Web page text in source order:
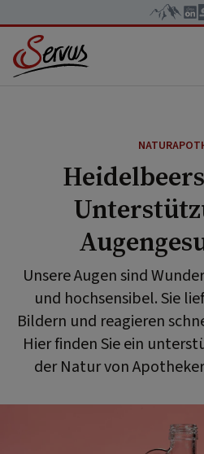
Unsere Augen sind
und hochsensibel. Sie
Bildern und reagieren
Hier finden Sie ein
der Natur von